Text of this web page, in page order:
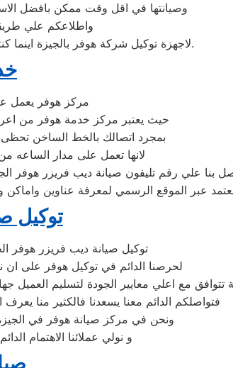
وصيانتها في اقل وقت ممكن بافضل
واطلاعكم علي
لاجهزة توكيل شركة هوفر بالجيزة اينما كنتم خلال وقت قياسي سوف يصل اليكم مهندسنا لمعاينة العطل وصيانة الجهاز.
مركز هوفر يعمل
حيث يعتبر مركز خدمة هوفر من
بمجرد اتصالك بالخط الساخن
لانها تعمل على مدار الساعه
بنا علي رقم تليفون صيانة ديب فريزر هوفر
عبر الموقع الرسمي لمعرفة عناوين واماكن
توكيل
توكيل صيانة ديب فريزر هوفر
لحرصنا الدائم في توكيل هوفر على ان
تتوافق مع اعلي معايير الجودة لتسليم
فتواصلكم الدائم معنا يسعدنا فالكثير منا يعرف
ونحن في مركز صيانة هوفر في الجيزة
و نولي عملائنا الاهتمام